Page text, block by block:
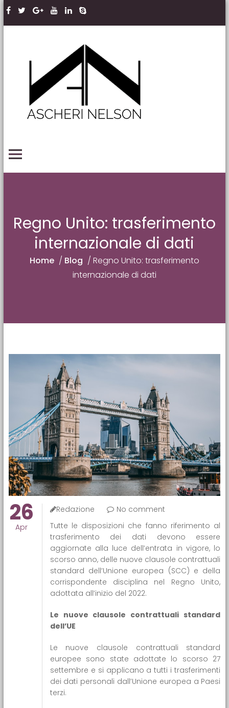
Skip to content
Regno Unito: trasferimento
internazionale di dati
Home / Blog / Regno Unito: trasferimento
internazionale di dati
26
Apr
Redazione
No comment
Tutte le disposizioni che fanno riferimento al
trasferimento dei dati devono essere
aggiornate alla luce dell’entrata in vigore, lo
scorso anno, delle nuove clausole contrattuali
standard dell’Unione europea (SCC) e della
corrispondente disciplina nel Regno Unito,
adottata all’inizio del 2022.
Le nuove clausole contrattuali standard
dell’UE
Le nuove clausole contrattuali standard
europee sono state adottate lo scorso 27
settembre e si applicano a tutti i trasferimenti
dei dati personali dall’Unione europea a Paesi
terzi.